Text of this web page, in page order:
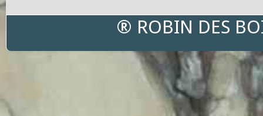
® ROBIN DES